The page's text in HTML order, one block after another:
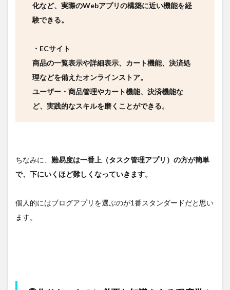
化など、実際のWebアプリの構築に近い機能を経
験できる。
・ECサイト
商品の一覧表示や詳細表示、カート機能、決済処
理などを備えたオンラインストア。
ユーザー・商品管理やカート機能、決済機能な
ど、実践的なスキルを磨くことができる。
ちなみに、 難易度は一番上（タスク管理アプリ）の方が簡単
で、下にいくほど難しくなっていきます。
個人的にはブログアプリを選ぶのが1番スタンダードだと思い
ます。